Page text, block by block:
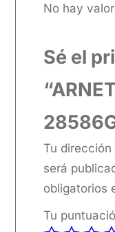
No hay
Sé el
Tu
será
obligatorios
Tu